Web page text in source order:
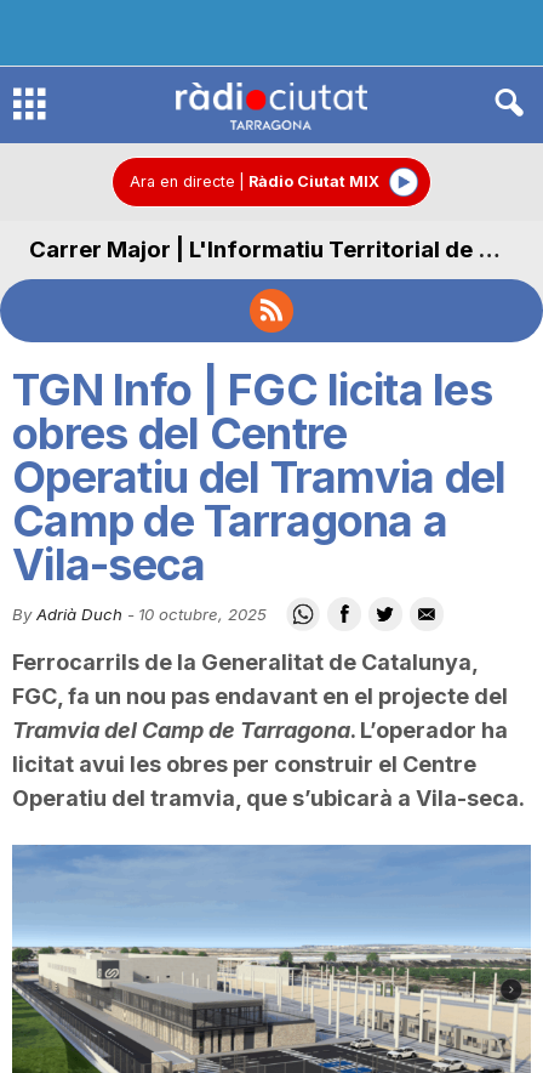
R
d
o
C
t
a
d
e
Ara en directe Ràdio Ciutat MIX
Carrer Major | L'Informatiu Territorial de Carrer Major
TGN Info | FGC licita les
obres del Centre
Operatiu del Tramvia del
Camp de Tarragona a
Vila-seca
By Adrià Duch - 10 octubre, 2025
Ferrocarrils de la Generalitat de Catalunya,
FGC, fa un nou pas endavant en el projecte del
Tramvia del Camp de Tarragona. L’operador ha
licitat avui les obres per construir el Centre
Operatiu del tramvia, que s’ubicarà a Vila-seca.